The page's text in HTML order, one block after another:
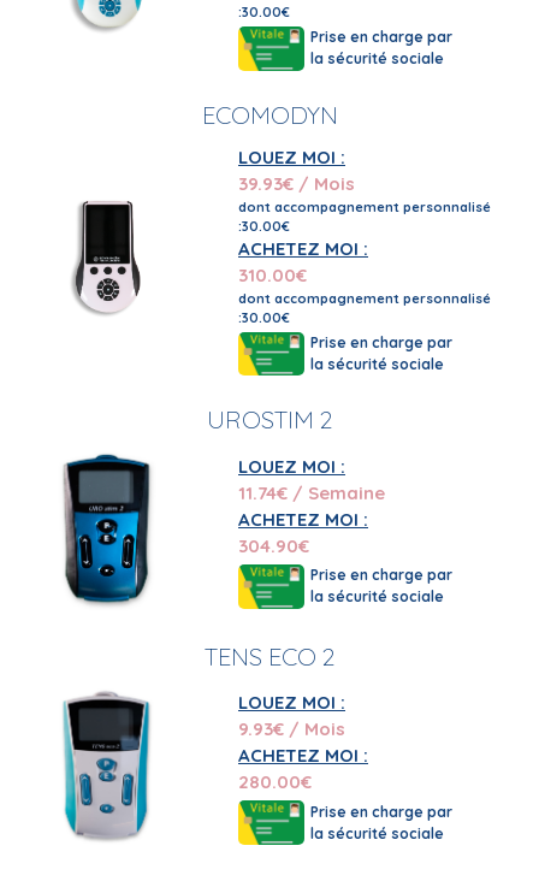
:30.00€
Prise en charge par
la sécurité sociale
ECOMODYN
LOUEZ MOI :
39.93€ / Mois
dont accompagnement personnalisé
:30.00€
ACHETEZ MOI :
310.00€
dont accompagnement personnalisé
:30.00€
Prise en charge par
la sécurité sociale
UROSTIM 2
LOUEZ MOI :
11.74€ / Semaine
ACHETEZ MOI :
304.90€
Prise en charge par
la sécurité sociale
TENS ECO 2
LOUEZ MOI :
9.93€ / Mois
ACHETEZ MOI :
280.00€
Prise en charge par
la sécurité sociale